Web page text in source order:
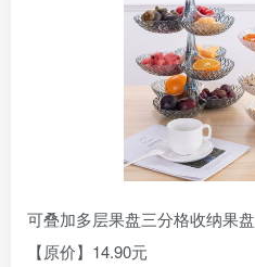
可叠加多层果盘三分格收纳果盘
【原价】14.90元